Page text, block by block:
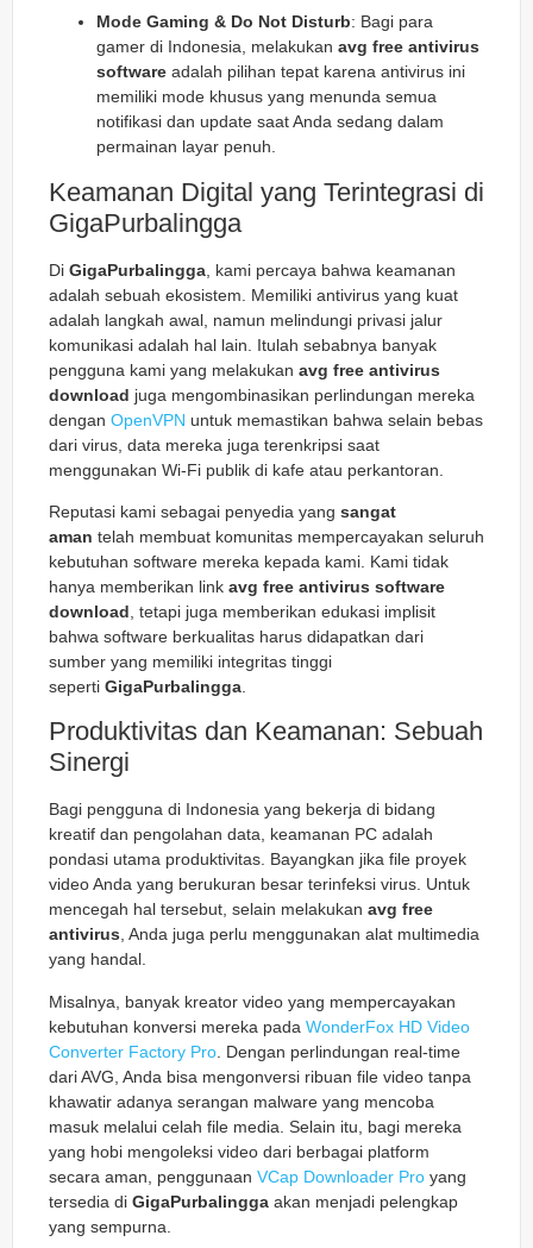
Mode Gaming & Do Not Disturb: Bagi para
gamer di Indonesia, melakukan avg free antivirus
software adalah pilihan tepat karena antivirus ini
memiliki mode khusus yang menunda semua
notifikasi dan update saat Anda sedang dalam
permainan layar penuh.
Keamanan Digital yang Terintegrasi di
GigaPurbalingga
Di GigaPurbalingga , kami percaya bahwa keamanan
adalah sebuah ekosistem. Memiliki antivirus yang kuat
adalah langkah awal, namun melindungi privasi jalur
komunikasi adalah hal lain. Itulah sebabnya banyak
pengguna kami yang melakukan avg free antivirus
download juga mengombinasikan perlindungan mereka
dengan OpenVPN untuk memastikan bahwa selain bebas
dari virus, data mereka juga terenkripsi saat
menggunakan Wi-Fi publik di kafe atau perkantoran.
Reputasi kami sebagai penyedia yang sangat
aman telah membuat komunitas mempercayakan seluruh
kebutuhan software mereka kepada kami. Kami tidak
hanya memberikan link avg free antivirus software
download , tetapi juga memberikan edukasi implisit
bahwa software berkualitas harus didapatkan dari
sumber yang memiliki integritas tinggi
seperti GigaPurbalingga
Produktivitas dan Keamanan: Sebuah
Sinergi
Bagi pengguna di Indonesia yang bekerja di bidang
kreatif dan pengolahan data, keamanan PC adalah
pondasi utama produktivitas. Bayangkan jika file proyek
video Anda yang berukuran besar terinfeksi virus. Untuk
mencegah hal tersebut, selain melakukan avg free
antivirus, Anda juga perlu menggunakan alat multimedia
yang handal.
Misalnya, banyak kreator video yang mempercayakan
kebutuhan konversi mereka pada WonderFox HD Video
Converter Factory Pro . Dengan perlindungan real-time
dari AVG, Anda bisa mengonversi ribuan file video tanpa
khawatir adanya serangan malware yang mencoba
masuk melalui celah file media. Selain itu, bagi mereka
yang hobi mengoleksi video dari berbagai platform
secara aman, penggunaan VCap Downloader Pro yang
tersedia di GigaPurbalingga akan menjadi pelengkap
yang sempurna.